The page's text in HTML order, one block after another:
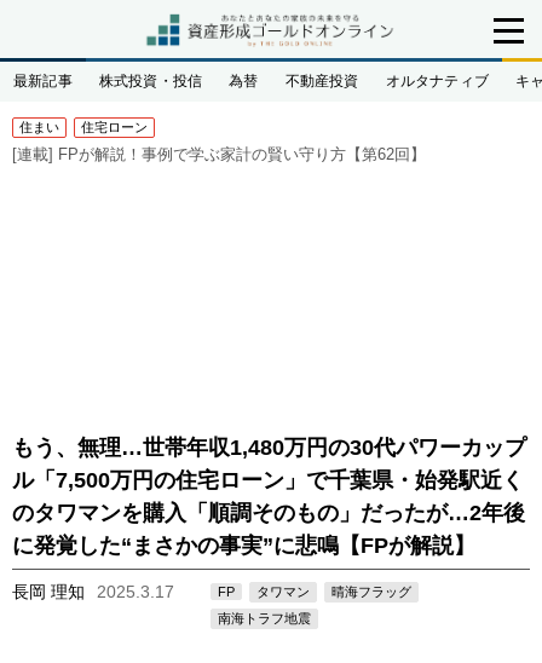
最新記事 株式投資・投信 為替 不動産投資 オルタナティブ キ
住まい 住宅ローン
[連載] FPが解説！事例で学ぶ家計の賢い守り方【第62回】
もう、無理…世帯年収1,480万円の30代パワーカップ
ル「7,500万円の住宅ローン」で千葉県・始発駅近く
のタワマンを購入「順調そのもの」だったが…2年後
に発覚した“まさかの事実”に悲鳴【FPが解説】
長岡 理知 2025.3.17 FP タワマン
晴海フラッグ
南海トラフ地震